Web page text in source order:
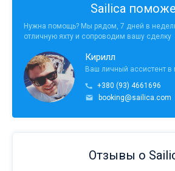
Sailica
Нужна помощь? Мы рядом, 7 дней в
отличную яхту и сопроводим вашу сделку
Кирилл
Ваш личный ассистент в
+380 (93) 4661696
booking@sailica.com
Отзывы о